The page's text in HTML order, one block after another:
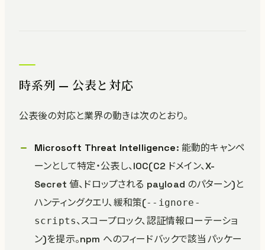
時系列 — 公表と対応
公表後の対応と業界の動きは次のとおり。
Microsoft Threat Intelligence: 能動的キャンペ
ーンとして特定・公表し、IOC(C2 ドメイン、X-
Secret 値、ドロップされる payload のパターン)と
ハンティングクエリ、緩和策(--ignore-
scripts、スコープロック、認証情報ローテーショ
ン)を提示。npm へのフィードバックで該当パッケー